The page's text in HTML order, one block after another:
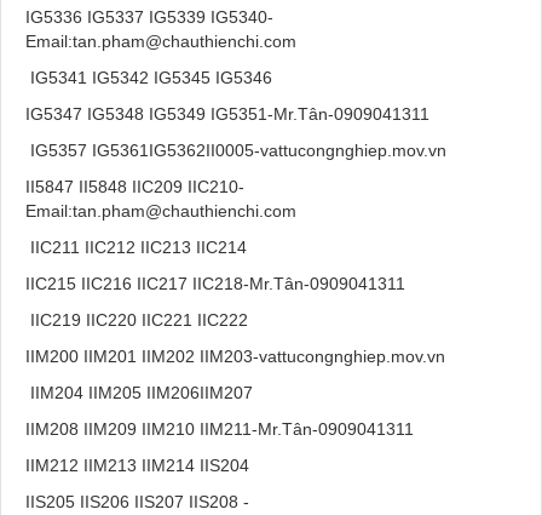
IG5336 IG5337 IG5339 IG5340-
Email:tan.pham@chauthienchi.com
IG5341 IG5342 IG5345 IG5346
IG5347 IG5348 IG5349 IG5351-Mr.Tân-0909041311
IG5357 IG5361IG5362II0005-vattucongnghiep.mov.vn
II5847 II5848 IIC209 IIC210-
Email:tan.pham@chauthienchi.com
IIC211 IIC212 IIC213 IIC214
IIC215 IIC216 IIC217 IIC218-Mr.Tân-0909041311
IIC219 IIC220 IIC221 IIC222
IIM200 IIM201 IIM202 IIM203-vattucongnghiep.mov.vn
IIM204 IIM205 IIM206IIM207
IIM208 IIM209 IIM210 IIM211-Mr.Tân-0909041311
IIM212 IIM213 IIM214 IIS204
IIS205 IIS206 IIS207 IIS208 -